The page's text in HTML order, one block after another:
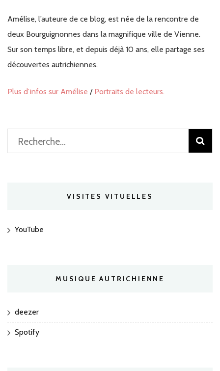
Amélise, l’auteure de ce blog, est née de la rencontre de
deux Bourguignonnes dans la magnifique ville de Vienne.
Sur son temps libre, et depuis déjà 10 ans, elle partage ses
découvertes autrichiennes.
Plus d’infos sur Amélise / Portraits de lecteurs.
Rechercher :
VISITES VITUELLES
YouTube
MUSIQUE AUTRICHIENNE
deezer
Spotify